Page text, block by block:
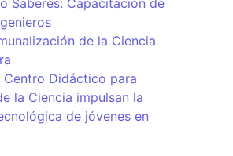
Saberes: Capacitación de
de la Ciencia
Didáctico para
la Ciencia impulsan la
de jóvenes en